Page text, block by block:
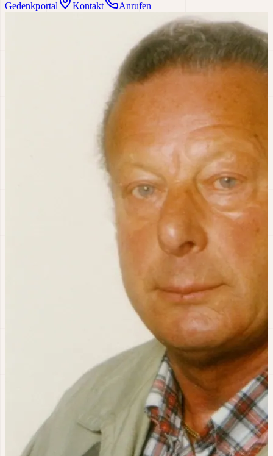
Gedenkportal Kontakt Anrufen